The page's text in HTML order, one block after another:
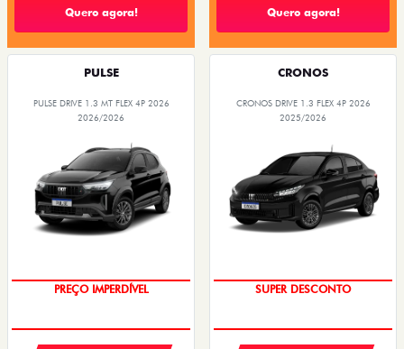
Quero agora! Quero agora!
PULSE
PULSE DRIVE 1.3 MT FLEX 4P 2026
2026/2026
OPORTUNIDADE
CRONOS
CRONOS DRIVE 1.3 FLEX 4P 2026
2025/2026
BÔNUS DE ATÉ R$ 14 MIL